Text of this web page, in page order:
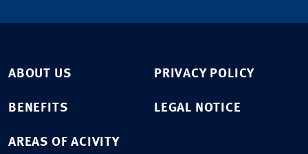
ABOUT US
BENEFITS
AREAS OF ACIVITY
PRIVACY POLICY
LEGAL NOTICE